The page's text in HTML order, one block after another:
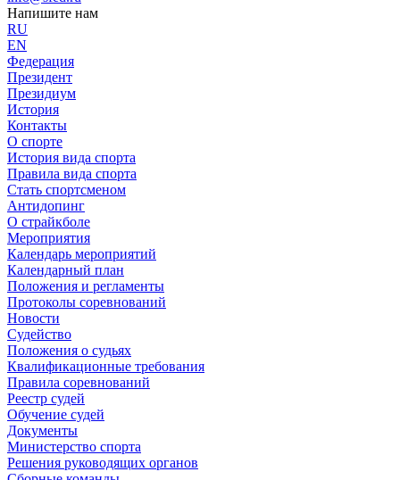
Напишите нам
RU
EN
Федерация
Президент
Президиум
История
Контакты
О спорте
История вида спорта
Правила вида спорта
Стать спортсменом
Антидопинг
О страйкболе
Мероприятия
Календарь мероприятий
Календарный план
Положения и регламенты
Протоколы соревнований
Новости
Судейство
Положения о судьях
Квалификационные требования
Правила соревнований
Реестр судей
Обучение судей
Документы
Министерство спорта
Решения руководящих органов